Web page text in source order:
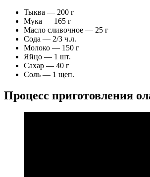
Тыква — 200 г
Мука — 165 г
Масло сливочное — 25 г
Сода — 2/3 ч.л.
Молоко — 150 г
Яйцо — 1 шт.
Сахар — 40 г
Соль — 1 щеп.
Процесс приготовления